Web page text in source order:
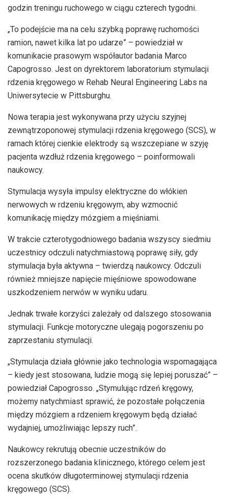
godzin treningu ruchowego w ciągu czterech tygodni.
„To podejście ma na celu szybką poprawę ruchomości
ramion, nawet kilka lat po udarze” – powiedział w
komunikacie prasowym współautor badania Marco
Capogrosso. Jest on dyrektorem laboratorium stymulacji
rdzenia kręgowego w Rehab Neural Engineering Labs na
Uniwersytecie w Pittsburghu.
Nowa terapia jest wykonywana przy użyciu szyjnej
zewnątrzoponowej stymulacji rdzenia kręgowego (SCS), w
ramach której cienkie elektrody są wszczepiane w szyję
pacjenta wzdłuż rdzenia kręgowego – poinformowali
naukowcy.
Stymulacja wysyła impulsy elektryczne do włókien
nerwowych w rdzeniu kręgowym, aby wzmocnić
komunikację między mózgiem a mięśniami.
W trakcie czterotygodniowego badania wszyscy siedmiu
uczestnicy odczuli natychmiastową poprawę siły, gdy
stymulacja była aktywna – twierdzą naukowcy. Odczuli
również mniejsze napięcie mięśniowe spowodowane
uszkodzeniem nerwów w wyniku udaru.
Jednak trwałe korzyści zależały od dalszego stosowania
stymulacji. Funkcje motoryczne ulegają pogorszeniu po
zaprzestaniu stymulacji.
„Stymulacja działa głównie jako technologia wspomagająca
– kiedy jest stosowana, ludzie mogą się lepiej poruszać” –
powiedział Capogrosso. „Stymulując rdzeń kręgowy,
możemy natychmiast sprawić, że pozostałe połączenia
między mózgiem a rdzeniem kręgowym będą działać
wydajniej, umożliwiając lepszy ruch”.
Naukowcy rekrutują obecnie uczestników do
rozszerzonego badania klinicznego, którego celem jest
ocena skutków długoterminowej stymulacji rdzenia
kręgowego (SCS).